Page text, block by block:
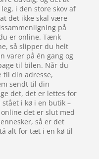
i den store skov af
det ikke skal være
på
er online. Tænk
så slipper du helt
varer på én gang og
til bilen. Når du
til din adresse,
sendt til din
det, det er lettes for
i kø i en butik –
det er slut med
så er det
alt for tæt i en kø til